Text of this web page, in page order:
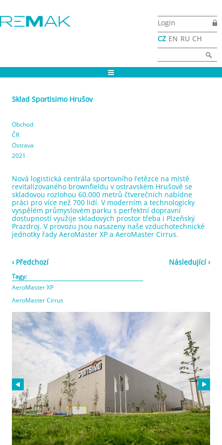
Login
CZ EN RU CH
Sklad Sportisimo Hrušov
Obchod
ČR
Ostrava
2021
Nová logistická centrála sportovního řetězce na místě
revitalizovaného brownfieldu v ostravském Hrušově se
skladovou rozlohou 60.000 metrů čtverečních nabídne
práci pro více než 700 lidí. V moderním a technologicky
vyspělém průmyslovém parku s perfektní dopravní
dostupností využije skladových prostor třeba i Plzeňský
Prazdroj. V provozu jsou nasazeny naše vzduchotechnické
jednotky řady AeroMaster XP a AeroMaster Cirrus.
‹ Předchozí Následující ›
Tagy:
AeroMaster XP
AeroMaster Cirrus